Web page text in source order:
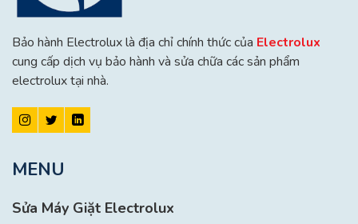
Bảo hành Electrolux là địa chỉ chính thức của Electrolux
cung cấp dịch vụ bảo hành và sửa chữa các sản phẩm
electrolux tại nhà.
MENU
Sửa Máy Giặt Electrolux